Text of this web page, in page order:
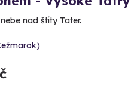
nad štíty Tater.